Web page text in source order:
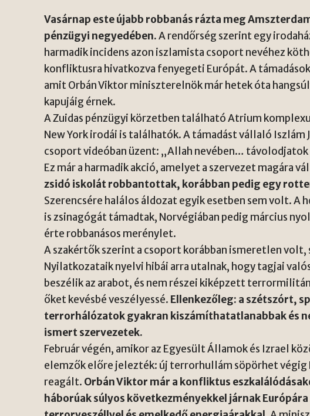
Vasárnap este újabb robbanás rázta meg
pénzügyi negyedében.A rendőrség szerint egy
harmadik incidens azon iszlamista csoport nevéhez
konfliktusra hivatkozva fenyegeti Európát. A
amit Orbán Viktor miniszterelnök már hetek óta
kapujáig érnek.
A Zuidas pénzügyi körzetben található Atrium
New York irodái is találhatók. A támadást vállaló
csoport videóban üzent: „Allah nevében…
Ez már a harmadik akció, amelyet a szervezet magára
zsidó iskolát robbantottak, korábban pedig egy
Szerencsére halálos áldozat egyik esetben sem volt. A
is zsinagógát támadtak, Norvégiában pedig március
érte robbanásos merénylet.
A szakértők szerint a csoport korábban ismeretlen
Nyilatkozataik nyelvi hibái arra utalnak, hogy tagjai
beszélik az arabot, és nem részei kiképzett
őket kevésbé veszélyessé. Ellenkezőleg: a szétszórt,
terrorhálózatok gyakran kiszámíthatatlanabbak és
ismert szervezetek.
Február végén, amikor az Egyesült Államok és Izrael
elemzők előre jelezték: új terrorhullám söpörhet végig
reagált. Orbán Viktor már a konfliktus
háborúak súlyos következményekkel járnak